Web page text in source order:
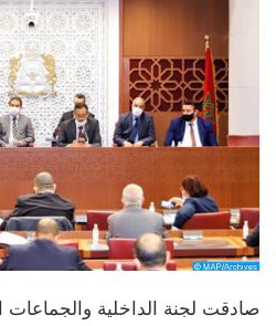
صادقت لجنة الداخلية والجماعات